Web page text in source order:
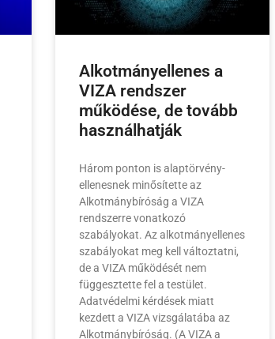
Alkotmányellenes a
VIZA rendszer
működése, de tovább
használhatják
Három ponton is alaptörvény-
ellenesnek minősítette az
Alkotmánybíróság a VIZA
rendszerre vonatkozó
szabályokat. Az alkotmányellenes
szabályokat meg kell változtatni,
de a VIZA működését nem
függesztette fel a testület.
Adatvédelmi kérdések miatt
kezdett a VIZA vizsgálatába az
Alkotmánybíróság. (A VIZA a